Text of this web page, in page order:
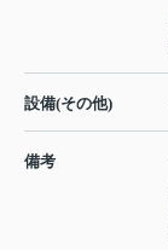
設備(その他)
備考